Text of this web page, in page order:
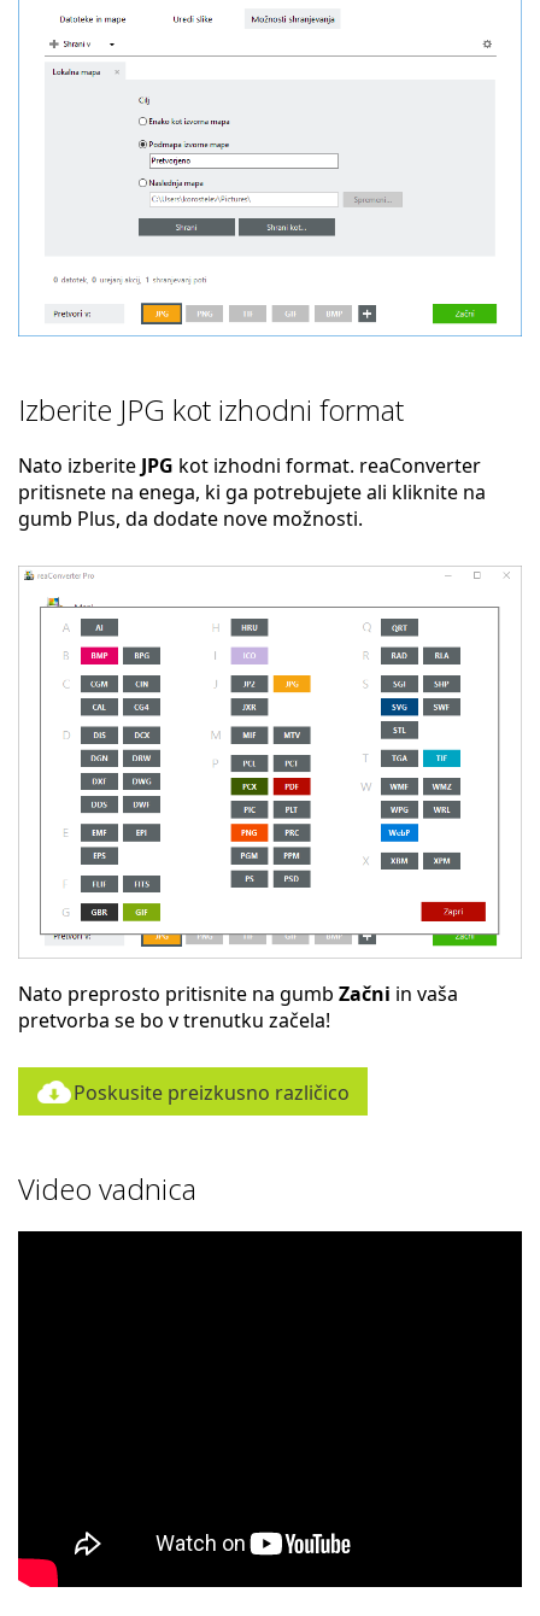
Izberite JPG kot izhodni format
Nato izberite JPG kot izhodni format. reaConverter
pritisnete na enega, ki ga potrebujete ali kliknite na
gumb Plus, da dodate nove možnosti.
Nato preprosto pritisnite na gumb Začni in vaša
pretvorba se bo v trenutku začela!
Poskusite preizkusno različico
Video vadnica